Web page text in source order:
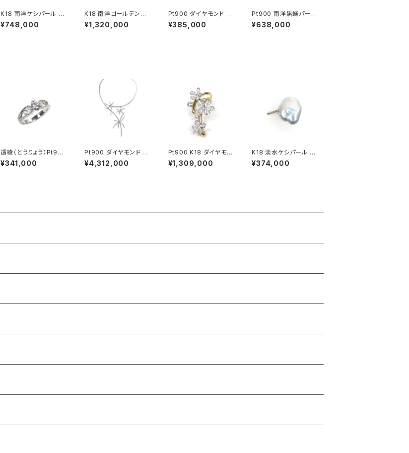
K18 南洋ケシパール リ
ング
¥748,000
K18 南洋ゴールデンパ
ール ミントガーネット
ダイヤモンド リング
¥1,320,000
Pt900 ダイヤモンド ピ
ンキーリング
¥385,000
Pt900 南洋黒蝶パール
リング
¥638,000
透綾（とうりょう）Pt950
透かしリング枠
¥341,000
Pt900 ダイヤモンド ネ
ックレス
¥4,312,000
Pt900 K18 ダイヤモン
ド リング
¥1,309,000
K18 淡水ケシパール ダ
イヤモンド リング
¥374,000